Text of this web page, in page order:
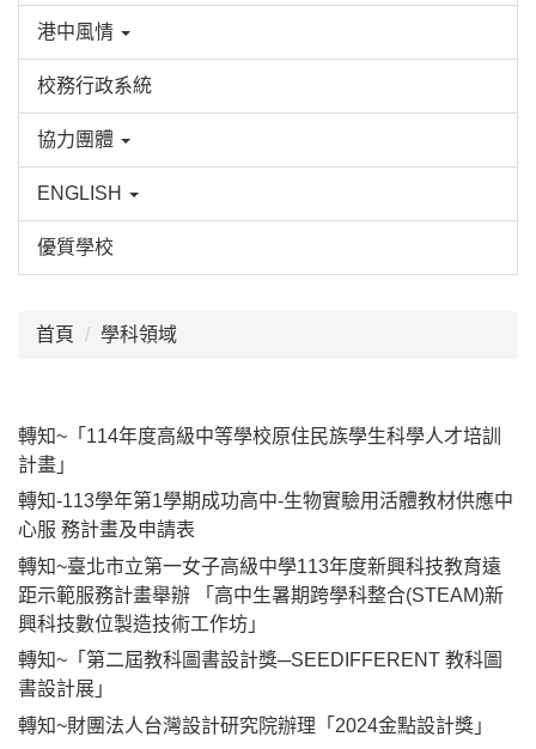
港中風情
校務行政系統
協力團體
ENGLISH
優質學校
首頁 學科領域
轉知~「114年度高級中等學校原住民族學生科學人才培訓
計畫」
轉知-113學年第1學期成功高中-生物實驗用活體教材供應中
心服 務計畫及申請表
轉知~臺北市立第一女子高級中學113年度新興科技教育遠
距示範服務計畫舉辦 「高中生暑期跨學科整合(STEAM)新
興科技數位製造技術工作坊」
轉知~「第二屆教科圖書設計獎─SEEDIFFERENT 教科圖
書設計展」
轉知~財團法人台灣設計研究院辦理「2024金點設計獎」